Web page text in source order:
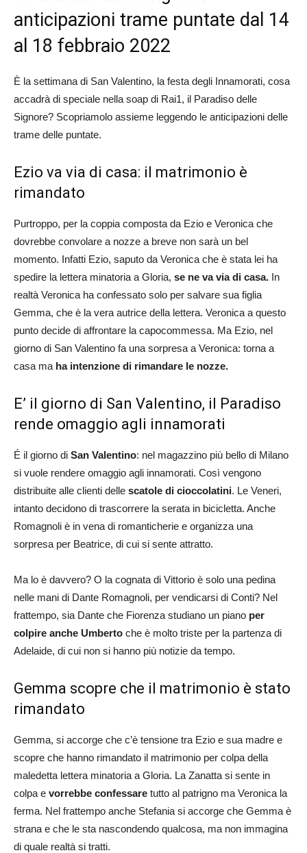
anticipazioni trame puntate dal 14
al 18 febbraio 2022
È la settimana di San Valentino, la festa degli Innamorati, cosa
accadrà di speciale nella soap di Rai1, il Paradiso delle
Signore? Scopriamolo assieme leggendo le anticipazioni delle
trame delle puntate.
Ezio va via di casa: il matrimonio è
rimandato
Purtroppo, per la coppia composta da Ezio e Veronica che
dovrebbe convolare a nozze a breve non sarà un bel
momento. Infatti Ezio, saputo da Veronica che è stata lei ha
spedire la lettera minatoria a Gloria, se ne va via di casa. In
realtà Veronica ha confessato solo per salvare sua figlia
Gemma, che è la vera autrice della lettera. Veronica a questo
punto decide di affrontare la capocommessa. Ma Ezio, nel
giorno di San Valentino fa una sorpresa a Veronica: torna a
casa ma ha intenzione di rimandare le nozze.
E’ il giorno di San Valentino, il Paradiso
rende omaggio agli innamorati
É il giorno di San Valentino: nel magazzino più bello di Milano
si vuole rendere omaggio agli innamorati. Così vengono
distribuite alle clienti delle scatole di cioccolatini. Le Veneri,
intanto decidono di trascorrere la serata in bicicletta. Anche
Romagnoli è in vena di romanticherie e organizza una
sorpresa per Beatrice, di cui si sente attratto.
Ma lo è davvero? O la cognata di Vittorio è solo una pedina
nelle mani di Dante Romagnoli, per vendicarsi di Conti? Nel
frattempo, sia Dante che Fiorenza studiano un piano per
colpire anche Umberto che è molto triste per la partenza di
Adelaide, di cui non si hanno più notizie da tempo.
Gemma scopre che il matrimonio è stato
rimandato
Gemma, si accorge che c’è tensione tra Ezio e sua madre e
scopre che hanno rimandato il matrimonio per colpa della
maledetta lettera minatoria a Gloria. La Zanatta si sente in
colpa e vorrebbe confessare tutto al patrigno ma Veronica la
ferma. Nel frattempo anche Stefania si accorge che Gemma è
strana e che le sta nascondendo qualcosa, ma non immagina
di quale realtà si tratti.